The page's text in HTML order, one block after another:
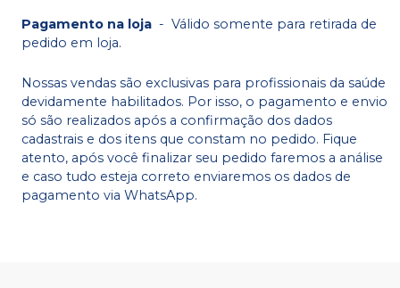
Pagamento na loja - Válido somente para retirada de
pedido em loja.
Nossas vendas são exclusivas para profissionais da saúde
devidamente habilitados. Por isso, o pagamento e envio
só são realizados após a confirmação dos dados
cadastrais e dos itens que constam no pedido. Fique
atento, após você finalizar seu pedido faremos a análise
e caso tudo esteja correto enviaremos os dados de
pagamento via WhatsApp.